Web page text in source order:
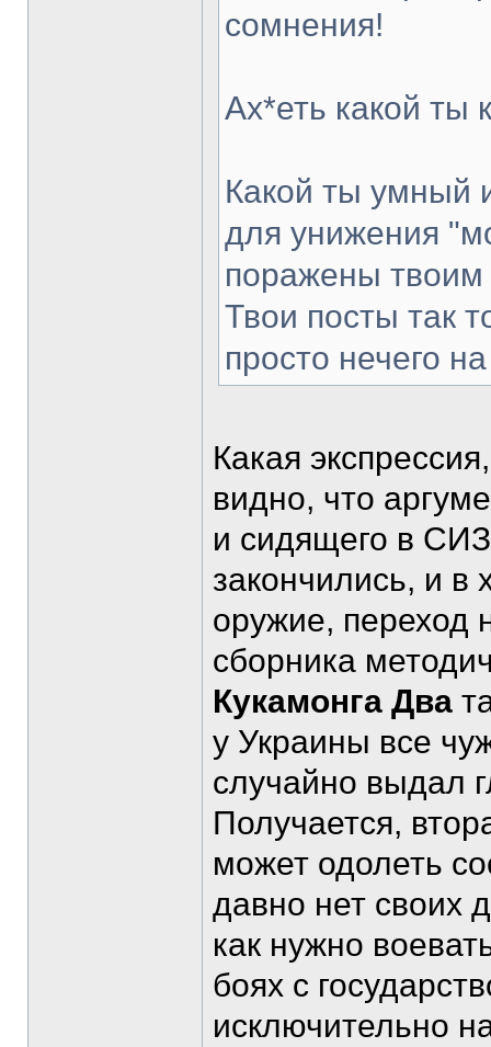
сомнения!
Ах*еть какой ты
Какой ты умный
для унижения
поражены твоим
Твои посты так
просто нечего
Какая
видно, что
и сидящего в
закончились, и
оружие, переход
сборника
Кукамонга Два
у Украины все
случайно выдал
Получается,
может одолеть
давно нет своих
как нужно
боях с
исключительно